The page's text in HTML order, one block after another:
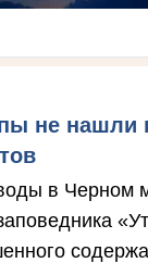
не нашли
в Черном